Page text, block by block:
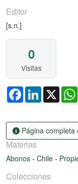
Editor
[s.n.]
0
Visitas
FacebookLinkedIn
X
Página completa
Materias
Abonos - Chile -
Colecciones